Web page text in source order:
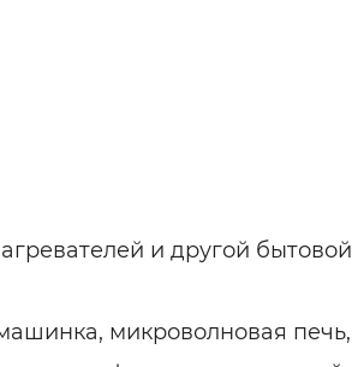
и другой бытовой
микроволновая печь,